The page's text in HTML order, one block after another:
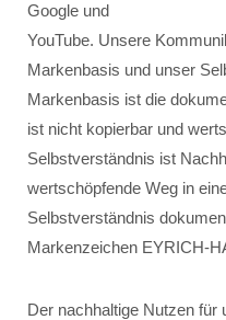
Google und
YouTube. Unsere
Markenbasis und unser
Markenbasis ist die
ist nicht kopierbar und
Selbstverständnis ist
wertschöpfende Weg in
Selbstverständnis
Markenzeichen EYRICH-
Der nachhaltige Nutzen für